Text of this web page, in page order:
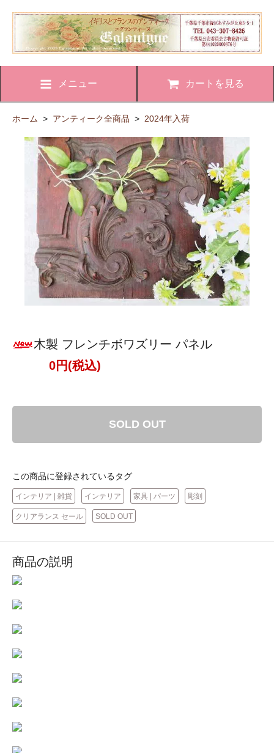
メニュー カートを見る
ホーム > アンティーク全商品 > 2024年入荷
木製 フレンチボワズリー パネル
0円(税込)
SOLD OUT
この商品に登録されているタグ
インテリア | 雑貨 インテリア 家具 | パーツ 彫刻
クリアランス セール SOLD OUT
商品の説明